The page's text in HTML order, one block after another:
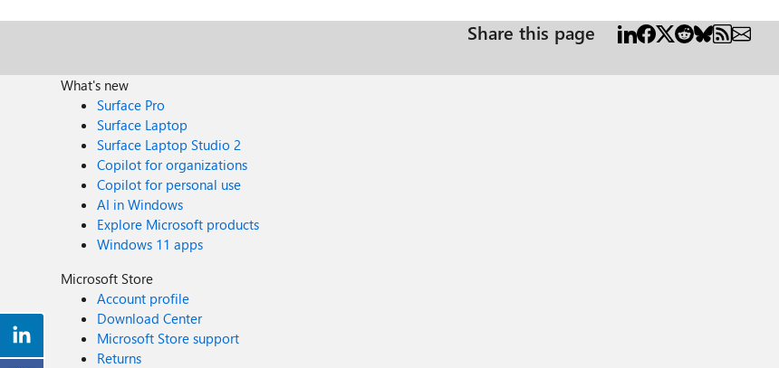
Share this page
What's new
Surface Pro
Surface Laptop
Surface Laptop Studio 2
Copilot for organizations
Copilot for personal use
AI in Windows
Explore Microsoft products
Windows 11 apps
Microsoft Store
Account profile
Download Center
Microsoft Store support
Returns